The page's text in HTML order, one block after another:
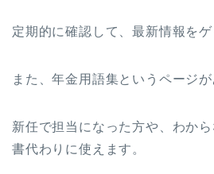
定期的に確認して、最新情報をゲ
また、年金用語集というページが
新任で担当になった方や、わか
書代わりに使えます。